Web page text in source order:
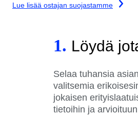
Lue lisää ostajan suojastamme
1. Löydä
Selaa tuhansia
valitsemia
jokaisen
tietoihin ja